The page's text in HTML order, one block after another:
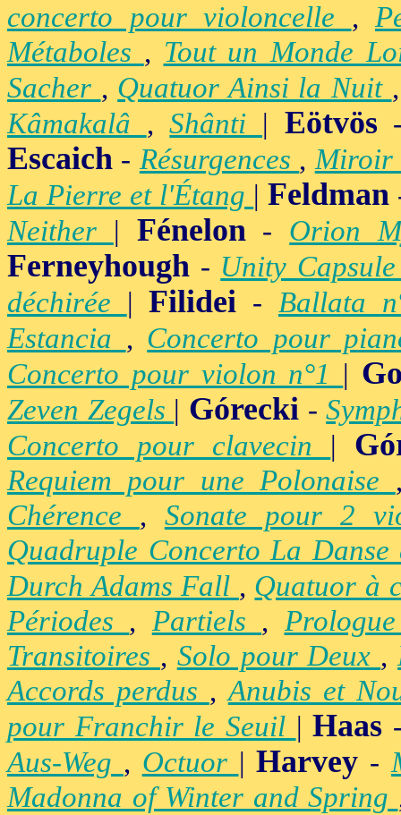
concerto pour violoncelle ,
Métaboles , Tout un Monde
Sacher , Quatuor Ainsi la Nuit
Kâmakalâ ,Shânti | Eötvös
Escaich - Résurgences ,Miroir
La Pierre et l'Étang |Feldman
Neither | Fénelon- Orion
Ferneyhough - Unity
déchirée |Filidei - Ballata
Estancia , Concerto pour
Concerto pour violon n°1 |
Zeven Zegels | Górecki-
Concerto pour clavecin |
Requiem pour une Polonaise
Chérence , Sonate pour 2
Quadruple Concerto La
Durch Adams Fall , Quatuor à
Périodes , Partiels ,
Transitoires , Solo pour Deux ,
Accords perdus ,Anubis et
pour Franchir le Seuil |Haas
Aus-Weg , Octuor |Harvey -
Madonna of Winter and Spring